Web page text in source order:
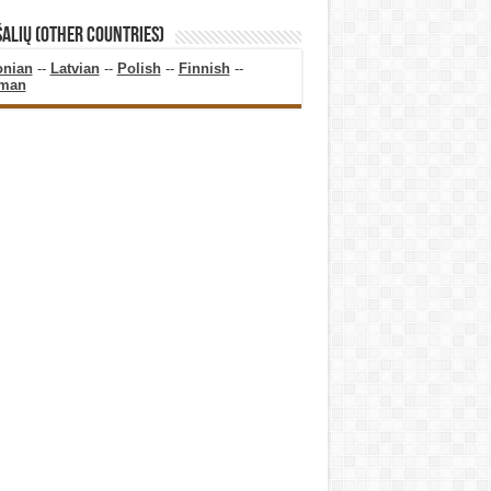
(OTHER COUNTRIES)
-- Latvian-- Polish-- Finnish--